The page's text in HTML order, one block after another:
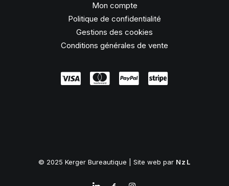
Mon compte
Politique de confidentialité
Gestions des cookies
Conditions générales de vente
© 2025 Kerger Bureautique | Site web par NzL